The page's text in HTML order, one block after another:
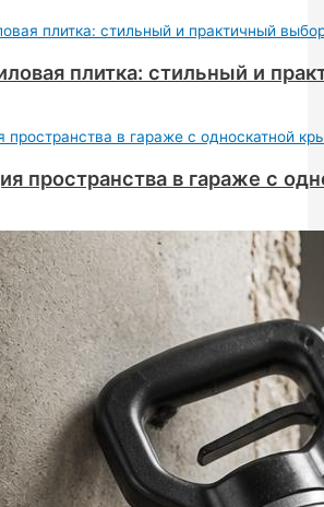
плитка: стильный и
пространства в гараже с